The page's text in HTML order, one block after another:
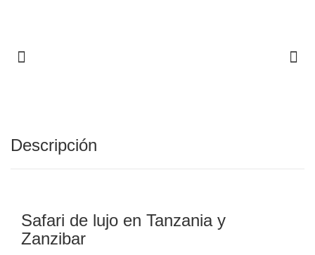
Descripción
Safari de lujo en Tanzania y
Zanzibar